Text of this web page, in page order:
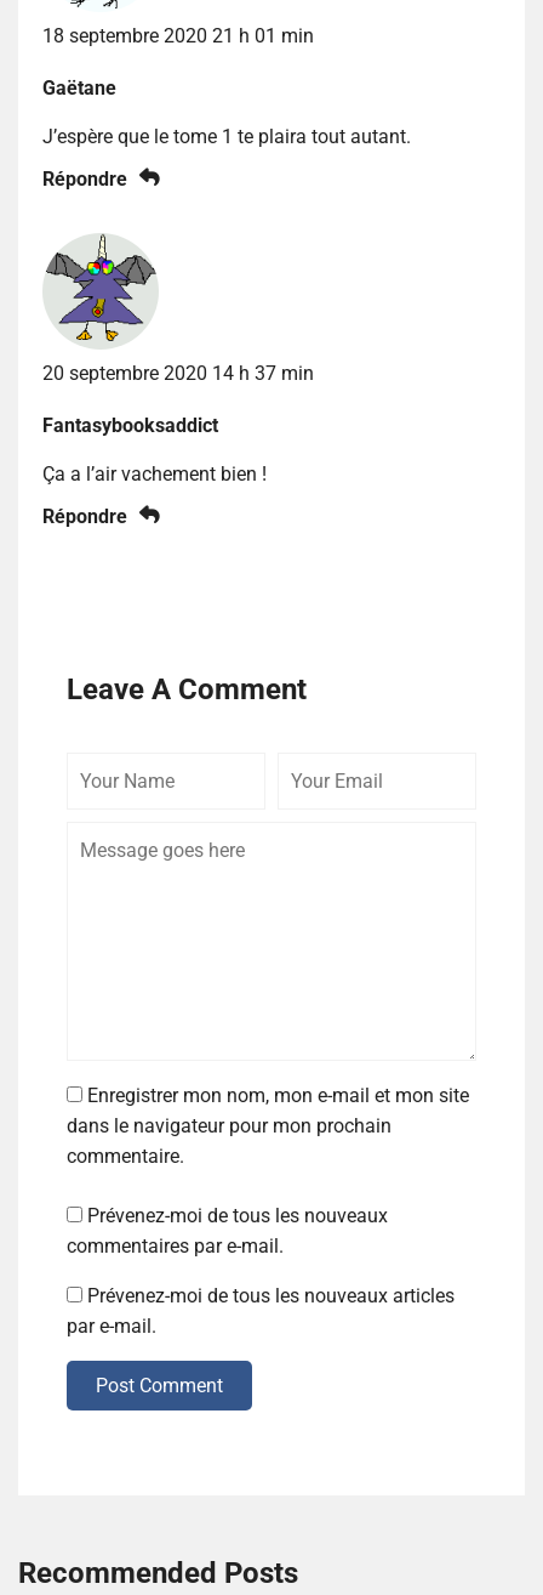
18 septembre 2020 21 h 01 min
Gaëtane
J’espère que le tome 1 te plaira tout autant.
Répondre
20 septembre 2020 14 h 37 min
Fantasybooksaddict
Ça a l’air vachement bien !
Répondre
Leave A Comment
Enregistrer mon nom, mon e-mail et mon site
dans le navigateur pour mon prochain
commentaire.
Prévenez-moi de tous les nouveaux
commentaires par e-mail.
Prévenez-moi de tous les nouveaux articles
par e-mail.
Post Comment
Recommended Posts